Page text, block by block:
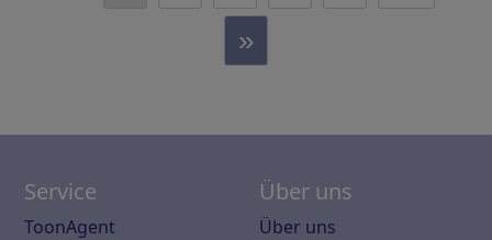
»
Service
ToonAgent
Über uns
Über uns